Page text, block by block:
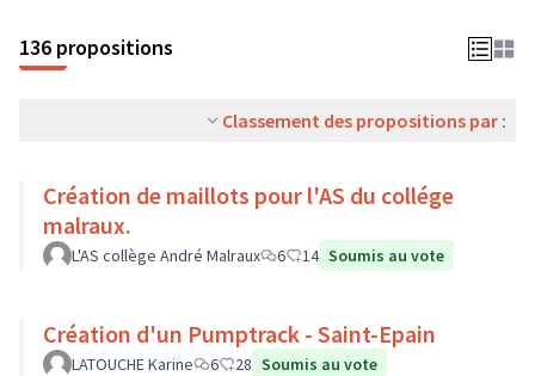
136 propositions
Classement des propositions par :
Création de maillots pour l'AS du collége
malraux.
L'AS collège André Malraux 6 14 Soumis au vote
Création d'un Pumptrack - Saint-Epain
LATOUCHE Karine 6 28 Soumis au vote